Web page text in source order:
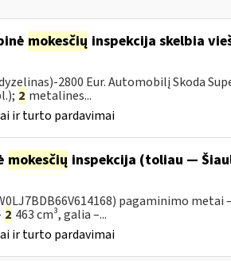
mokesčių inspekcija skelbia
2800 Eur. Automobilį Skoda
2 metalines...
ir turto pardavimai
mokesčių inspekcija (toliau —
pagaminimo metai
2 463 cm³, galia –...
ir turto pardavimai